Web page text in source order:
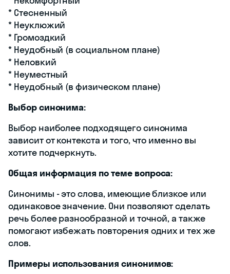
* Стесненный
* Неуклюжий
* Громоздкий
* Неудобный (в социальном плане)
* Неловкий
* Неуместный
* Неудобный (в физическом плане)
Выбор синонима:
Выбор наиболее подходящего синонима
зависит от контекста и того, что именно вы
хотите подчеркнуть.
Общая информация по теме вопроса:
Синонимы - это слова, имеющие близкое или
одинаковое значение. Они позволяют сделать
речь более разнообразной и точной, а также
помогают избежать повторения одних и тех же
слов.
Примеры использования синонимов: